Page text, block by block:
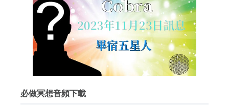
必做冥想音頻下載